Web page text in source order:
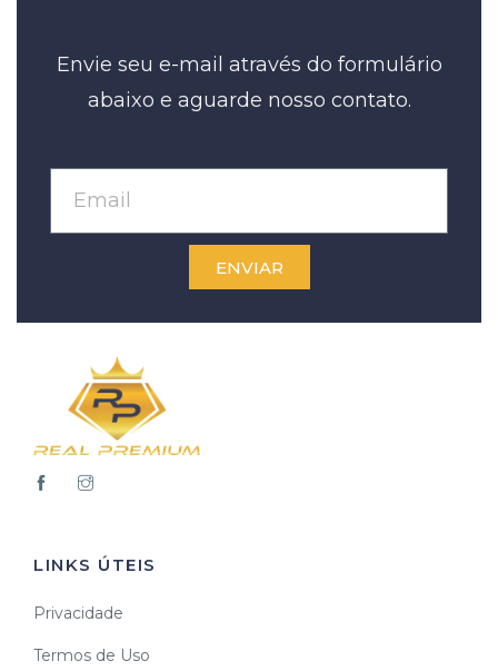
Envie seu e-mail através do formulário
abaixo e aguarde nosso contato.
ENVIAR
LINKS ÚTEIS
Privacidade
Termos de Uso